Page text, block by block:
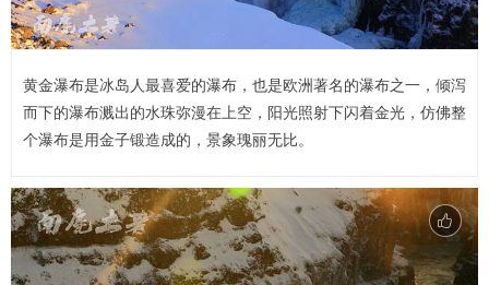
黄金瀑布是冰岛人最喜爱的瀑布，也是欧洲著名的瀑布之一，倾泻
而下的瀑布溅出的水珠弥漫在上空，阳光照射下闪着金光，仿佛整
个瀑布是用金子锻造成的，景象瑰丽无比。